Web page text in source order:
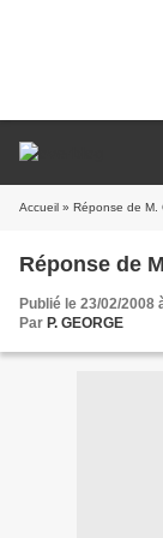
Accueil » Réponse de M.
Réponse de
Publié le 23/02/2008
Par P. GEORGE